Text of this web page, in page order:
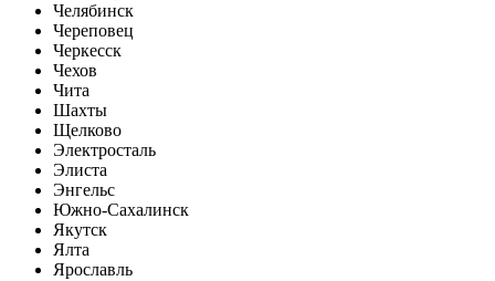
Челябинск
Череповец
Черкесск
Чехов
Чита
Шахты
Щелково
Электросталь
Элиста
Энгельс
Южно-Сахалинск
Якутск
Ялта
Ярославль